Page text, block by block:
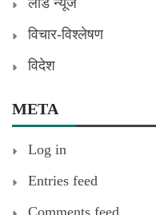
लीड न्यूज
विचार-विश्लेषण
विदेश
META
Log in
Entries feed